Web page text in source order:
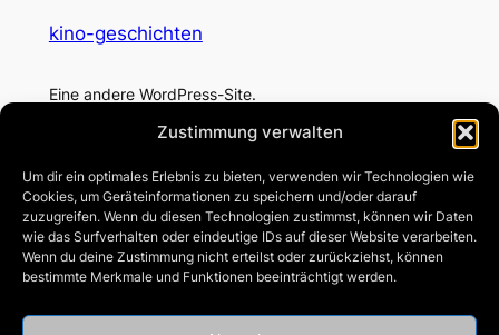
Zustimmung verwalten
Um dir ein optimales Erlebnis zu bieten, verwenden wir Technologien wie
Cookies, um Geräteinformationen zu speichern und/oder darauf
zuzugreifen. Wenn du diesen Technologien zustimmst, können wir Daten
wie das Surfverhalten oder eindeutige IDs auf dieser Website verarbeiten.
Wenn du deine Zustimmung nicht erteilst oder zurückziehst, können
bestimmte Merkmale und Funktionen beeinträchtigt werden.
kino-geschichten
Eine andere WordPress-Site.
Team
Geschichte
Karriere
Datenschutz
Datenschutzerklärung
Allgemeine Geschäftsbedingungen
Kontaktiere uns
Social
Facebook